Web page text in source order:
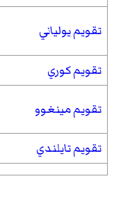
تقويم يولياني
تقويم كوري
تقويم مينغوو
تقويم تايلندي